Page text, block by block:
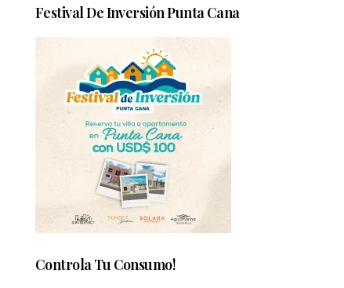
Festival De Inversión Punta Cana
Controla Tu Consumo!